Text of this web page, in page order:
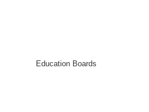
Education Boards